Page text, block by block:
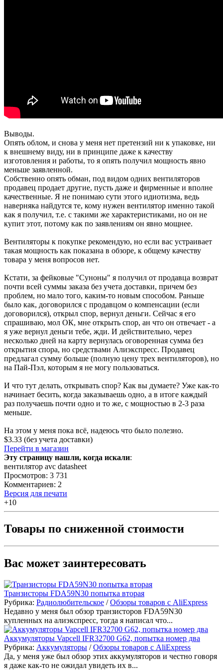
Выводы.
Опять облом, и снова у меня нет претензий ни к упаковке, ни
к внешнему виду, ни в принципе даже к качеству
изготовления и работы, то я опять получил мощность явно
меньше заявленной.
Собственно опять обман, под видом одних вентиляторов
продавец продает другие, пусть даже и фирменные и вполне
качественные. Я не понимаю сути этого идиотизма, ведь
наверняка найдутся те, кому нужен вентилятор именно такой
как я получил, т.е. с такими же характеристиками, но он не
купит этот, потому как по заявлениям он явно мощнее.
Вентиляторы к покупке рекомендую, но если вас устраивает
такая мощность как показана в обзоре, к общему качеству
товара у меня вопросов нет.
Кстати, за фейковые "Суноны" я получил от продавца возврат
почти всей суммы заказа без учета доставки, причем без
проблем, но мало того, каким-то новым способом. Раньше
было как, договорился с продавцом о компенсации (если
договорился), открыл спор, вернул деньги. Сейчас я его
спрашиваю, мол ОК, мне открыть спор, ан что он отвечает - а
я уже вернул деньги тебе, жди. И действительно, через
несколько дней на карту вернулась оговоренная сумма без
открытия спора, но средствами Алиэкспресс. Продавец
предлагал сумму больше (полную цену трех вентиляторов), но
на Пай-Пэл, которым я не могу пользоваться.
И что тут делать, открывать спор? Как вы думаете? Уже как-то
начинает бесить, когда заказываешь одно, а в итоге каждый
раз получаешь почти одно и то же, с мощностью в 2-3 раза
меньше.
На этом у меня пока всё, надеюсь что было полезно.
$3.33 (без учета доставки)
Перейти в магазин
Эту страницу нашли, когда искали:
вентилятор avc datasheet
Просмотров: 3 731
Комментариев: 2
Версия для печати
+10
Товары по сниженной стоимости
Вас может заинтересовать
Транзисторы FDA59N30 попытка вторая
Рубрика: Радиолюбительское /Обзоры товаров с AliExpress
Недавно у меня был обзор транзисторов FDA59N30
купленных на алиэкспресс, тогда я написал что...
Аккумуляторы Vapcell IFR32700 G62, попытка номер два
Рубрика: Аккумуляторы /Обзоры товаров с AliExpress
Да, у меня уже был обзор этих аккумуляторов и честно говоря
я даже как-то не ожидал увидеть их в...